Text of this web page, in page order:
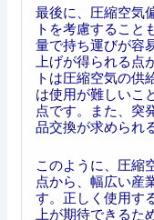
最後に、圧縮空気
トを考慮すること
量で持ち運びが容
上げが得られる点
トは圧縮空気の供
は使用が難しいこ
点です。また、突
品交換が求められ
このように、圧縮
点から、幅広い産
す。正しく使用す
上が期待できるた